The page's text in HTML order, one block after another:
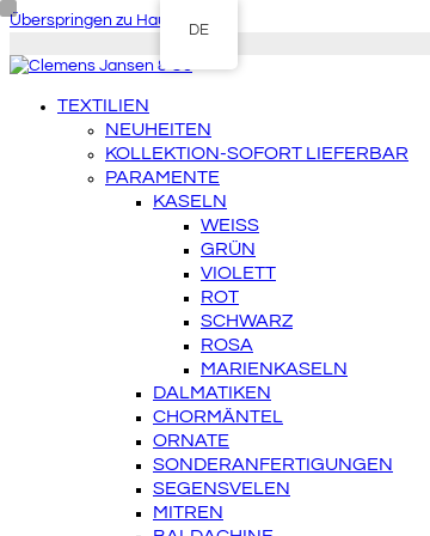
Überspringen zu Hauptinhalt
TEXTILIEN
NEUHEITEN
KOLLEKTION-SOFORT LIEFERBAR
PARAMENTE
KASELN
WEISS
GRÜN
VIOLETT
ROT
SCHWARZ
ROSA
MARIENKASELN
DALMATIKEN
CHORMÄNTEL
ORNATE
SONDERANFERTIGUNGEN
SEGENSVELEN
MITREN
DE